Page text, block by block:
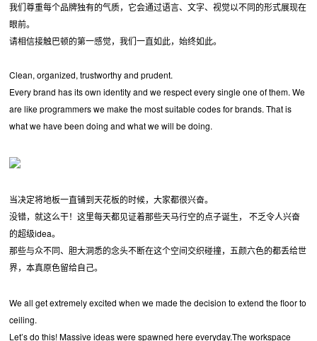
我们尊重每个品牌独有的气质，它会通过语言、文字、视觉以不同的形式展现在
眼前。
请相信接触巴顿的第一感觉，我们一直如此，始终如此。
Clean, organized, trustworthy and prudent.
Every brand has its own identity and we respect every single one of them. We
are like programmers we make the most suitable codes for brands. That is
what we have been doing and what we will be doing.
当决定将地板一直铺到天花板的时候，大家都很兴奋。
没错，就这么干！这里每天都见证着那些天马行空的点子诞生， 不乏令人兴奋
的超级idea。
那些与众不同、胆大洞悉的念头不断在这个空间交织碰撞，五颜六色的都丢给世
界，本真原色留给自己。
We all get extremely excited when we made the decision to extend the floor to
ceiling.
Let’s do this! Massive ideas were spawned here everyday.The workspace